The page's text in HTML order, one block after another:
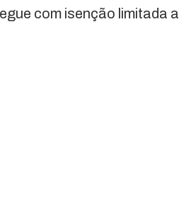
com isenção limitada a